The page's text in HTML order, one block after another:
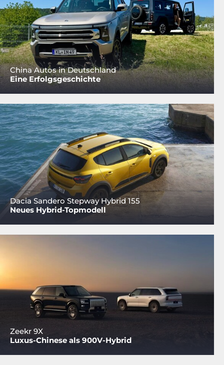
China Autos in Deutschland
Eine Erfolgsgeschichte
Dacia Sandero Stepway Hybrid 155
Neues Hybrid-Topmodell
Zeekr 9X
Luxus-Chinese als 900V-Hybrid